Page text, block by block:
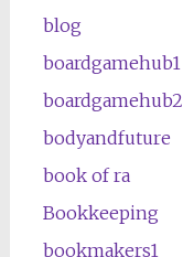
blog
boardgamehub1
boardgamehub2
bodyandfuture
book of ra
Bookkeeping
bookmakers1